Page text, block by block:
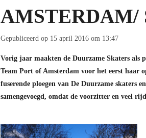
AMSTERDAM/
Gepubliceerd op 15 april 2016 om 13:47
Vorig jaar maakten de Duurzame Skaters als
Team Port of Amsterdam voor het eerst haar
fuserende ploegen van De Duurzame skaters
samengevoegd, omdat de voorzitter en veel